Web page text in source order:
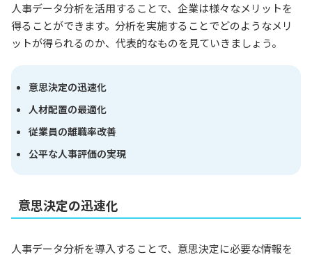
人事データ分析を活用することで、企業は様々なメリットを
得ることができます。分析を実施することでどのようなメリ
ットが得られるのか、代表的なものを見ていきましょう。
意思決定の迅速化
人材配置の最適化
従業員の離職率改善
公平な人事評価の実現
意思決定の迅速化
人事データ分析を導入することで、意思決定に必要な情報を